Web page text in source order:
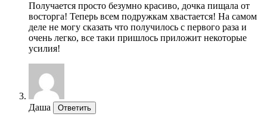
Получается просто безумно красиво, дочка пищала от
восторга! Теперь всем подружкам хвастается! На самом
деле не могу сказать что получилось с первого раза и
очень легко, все таки пришлось приложит некоторые
усилия!
Даша Ответить